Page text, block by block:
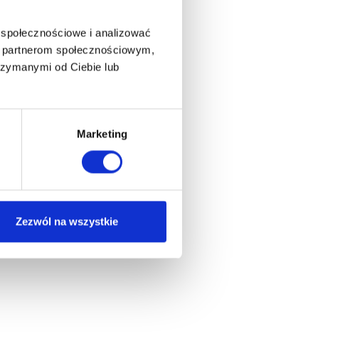
i analizować
społecznościowym,
od Ciebie lub
Marketing
Zezwól na wszystkie